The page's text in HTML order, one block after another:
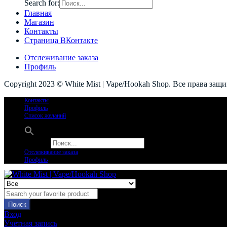
Search for:
Главная
Магазин
Контакты
Страница ВКонтакте
Отслеживание заказа
Профиль
Copyright 2023 © White Mist | Vape/Hookah Shop. Все права
Контакты
Профиль
Список желаний
Отслеживание заказа
Профиль
Поиск
Вход
Учетная запись